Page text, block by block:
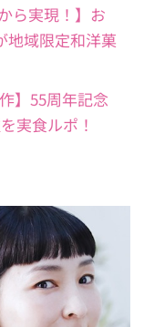
ら実現！】お
域限定和洋菓
】55周年記念
実食ルポ！